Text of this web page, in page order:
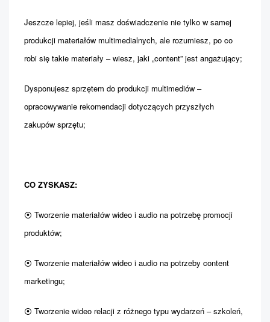
Jeszcze lepiej, jeśli masz doświadczenie nie tylko w samej
produkcji materiałów multimedialnych, ale rozumiesz, po co
robi się takie materiały – wiesz, jaki „content” jest angażujący;
Dysponujesz sprzętem do produkcji multimediów –
opracowywanie rekomendacji dotyczących przyszłych
zakupów sprzętu;
CO ZYSKASZ:
⦿ Tworzenie materiałów wideo i audio na potrzebę promocji
produktów;
⦿ Tworzenie materiałów wideo i audio na potrzeby content
marketingu;
⦿ Tworzenie wideo relacji z różnego typu wydarzeń – szkoleń,